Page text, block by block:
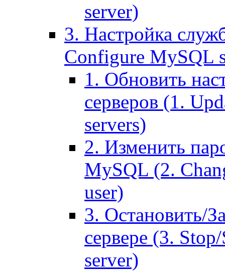
server)
3. Настройка
Configure MySQL
1. Обновить
серверов (1.
servers)
2. Изменить
MySQL (2.
user)
3. Остановить/
сервере (3.
server)